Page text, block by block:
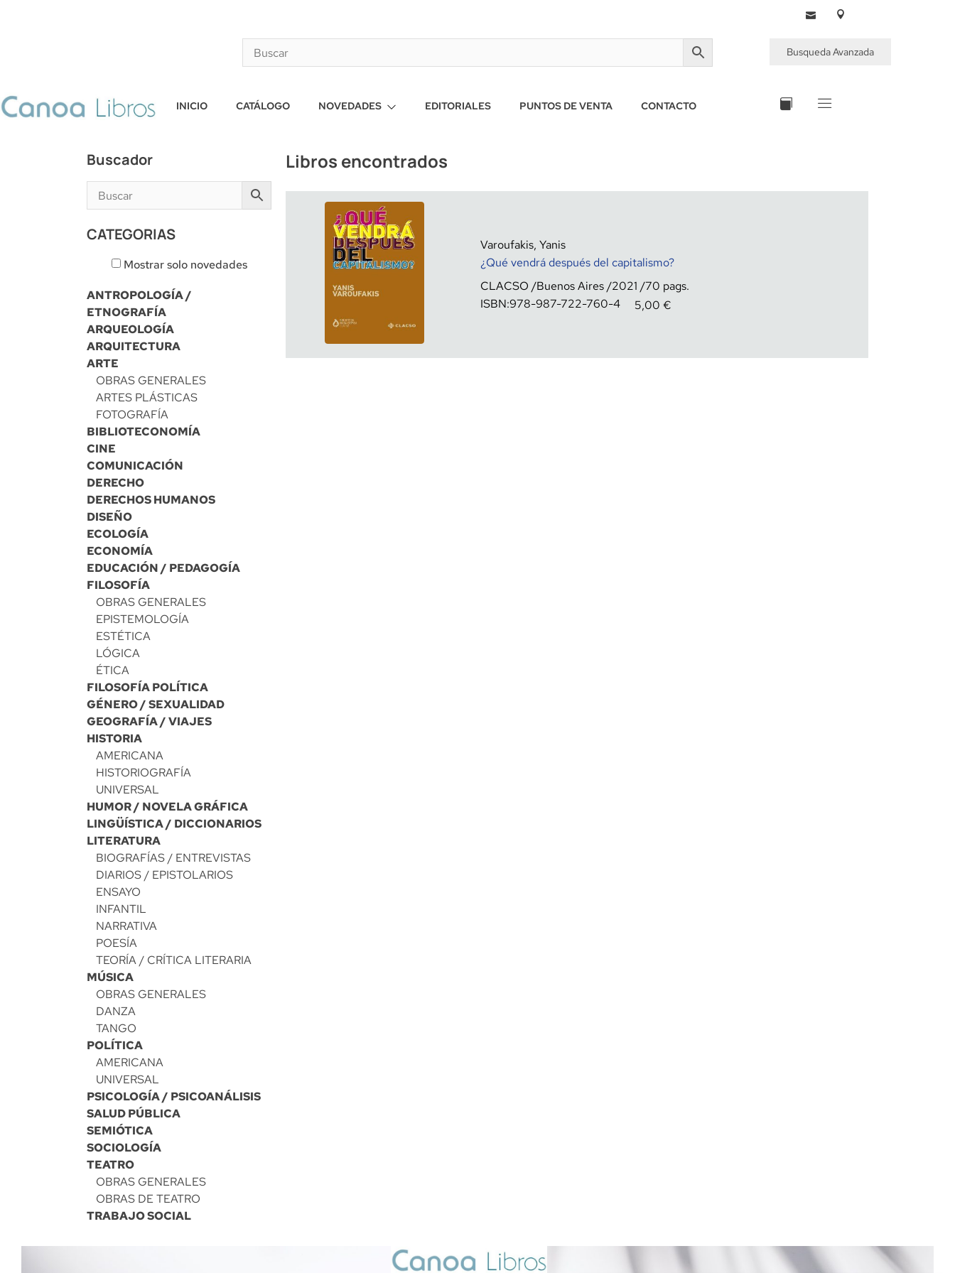
Busqueda Avanzada
INICIO CATÁLOGO NOVEDADES EDITORIALES PUNTOS DE VENTA CONTACTO
Buscador
CATEGORIAS
Mostrar solo novedades
ANTROPOLOGÍA /
ETNOGRAFÍA
ARQUEOLOGÍA
ARQUITECTURA
ARTE
OBRAS GENERALES
ARTES PLÁSTICAS
FOTOGRAFÍA
BIBLIOTECONOMÍA
CINE
COMUNICACIÓN
DERECHO
DERECHOS HUMANOS
DISEÑO
ECOLOGÍA
ECONOMÍA
EDUCACIÓN / PEDAGOGÍA
FILOSOFÍA
OBRAS GENERALES
EPISTEMOLOGÍA
ESTÉTICA
LÓGICA
ÉTICA
FILOSOFÍA POLÍTICA
GÉNERO / SEXUALIDAD
GEOGRAFÍA / VIAJES
HISTORIA
AMERICANA
HISTORIOGRAFÍA
UNIVERSAL
HUMOR / NOVELA GRÁFICA
LINGÜÍSTICA / DICCIONARIOS
LITERATURA
BIOGRAFÍAS / ENTREVISTAS
DIARIOS / EPISTOLARIOS
ENSAYO
INFANTIL
NARRATIVA
POESÍA
TEORÍA / CRÍTICA LITERARIA
MÚSICA
OBRAS GENERALES
DANZA
TANGO
POLÍTICA
AMERICANA
UNIVERSAL
PSICOLOGÍA / PSICOANÁLISIS
SALUD PÚBLICA
SEMIÓTICA
SOCIOLOGÍA
TEATRO
OBRAS GENERALES
OBRAS DE TEATRO
TRABAJO SOCIAL
Libros encontrados
Varoufakis, Yanis
¿Qué vendrá después del capitalismo?
CLACSO
Buenos Aires 2021 70
ISBN:978-987-722-760-4 5,00 €